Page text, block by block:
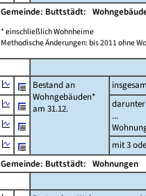
Gemeinde: Buttstädt:
* einschließlich Wohnheime
Methodische Änderungen: bis 2011 ohne
Bestand an
Wohngebäuden*
am 31.12.
...
mit 3
Gemeinde: Buttstädt: Wohnungen